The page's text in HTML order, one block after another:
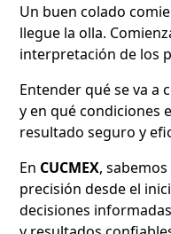
Un buen colado
llegue la olla.
interpretación de los
Entender qué se va a
y en qué condiciones
resultado seguro y
En CUCMEX,
precisión desde el
decisiones